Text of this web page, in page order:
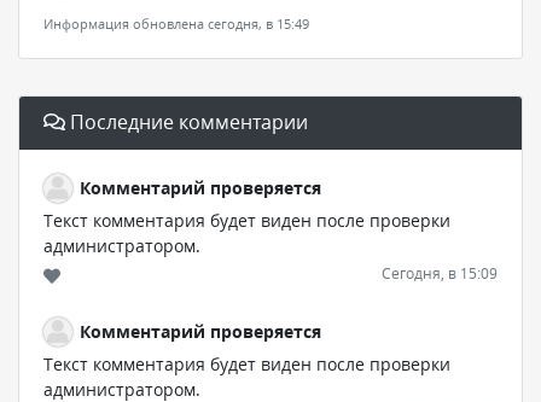
Информация обновлена сегодня, в 15:49
Последние комментарии
Комментарий проверяется
Текст комментария будет виден после проверки
администратором.
Сегодня, в 15:09
Комментарий проверяется
Текст комментария будет виден после проверки
администратором.